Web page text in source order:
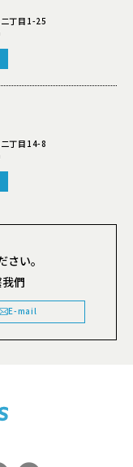
丁目1-25
丁目14-8
い。
們
E-mail